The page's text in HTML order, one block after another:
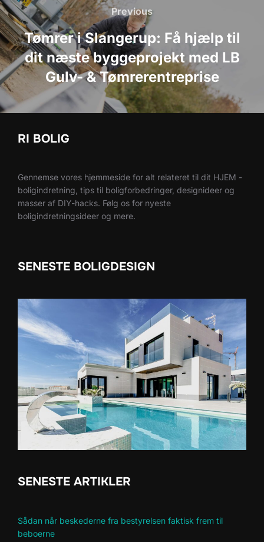
Previous
Previous
Tømrer i Slangerup: Få hjælp til
dit næste byggeprojekt med LB
Gulv- & Tømrerentreprise
RI BOLIG
Gennemse vores hjemmeside for alt relateret til dit HJEM -
boligindretning, tips til boligforbedringer, designideer og
masser af DIY-hacks. Følg os for nyeste
boligindretningsideer og mere.
SENESTE BOLIGDESIGN
SENESTE ARTIKLER
Sådan når beskederne fra bestyrelsen faktisk frem til
beboerne